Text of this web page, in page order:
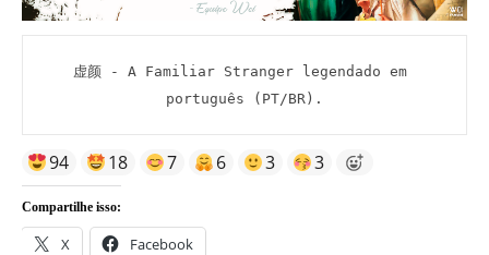
虚颜 - A Familiar Stranger legendado em
português (PT/BR).
94 18 7 6 3 3
Compartilhe isso:
X Facebook